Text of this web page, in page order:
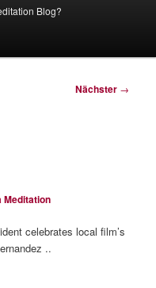
Blog?
Nächster →
Meditation
celebrates local film’s
..